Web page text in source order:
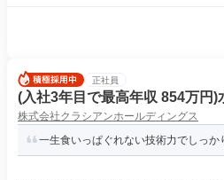
正社員
(入社3年目で最高年収 854万円)
株式会社クラシアンホールディングス
一生食いっぱぐれない技術力でしっか